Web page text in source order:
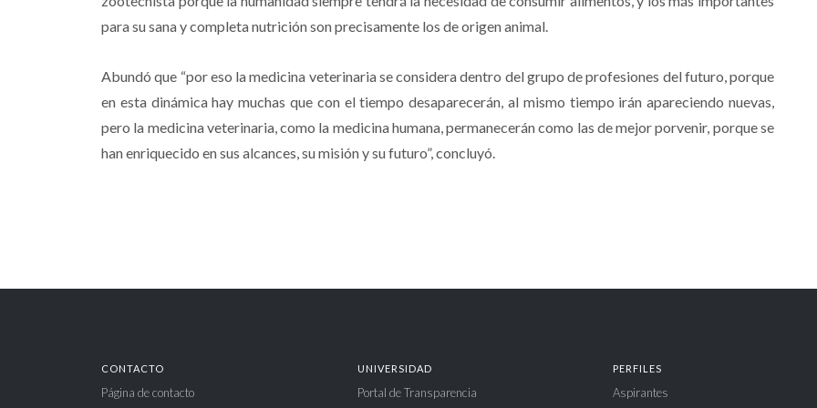
para su sana y completa nutrición son precisamente los de origen animal.
Abundó que “por eso la medicina veterinaria se considera dentro del grupo de profesiones del futuro, porque
en esta dinámica hay muchas que con el tiempo desaparecerán, al mismo tiempo irán apareciendo nuevas,
pero la medicina veterinaria, como la medicina humana, permanecerán como las de mejor porvenir, porque se
han enriquecido en sus alcances, su misión y su futuro”, concluyó.
CONTACTO
Página de contacto
UNIVERSIDAD
Portal de Transparencia
PERFILES
Aspirantes